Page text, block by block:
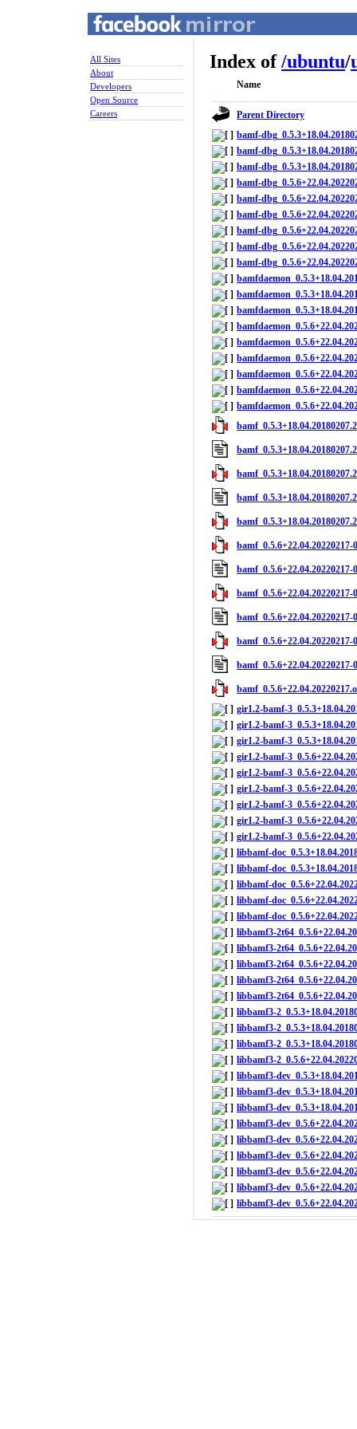
All Sites
About
Developers
Open Source
Careers
Index of/ubuntu/
Name
Parent Directory
bamf-
bamf-
bamf-
bamf-
bamf-
bamf-
bamf-
bamf-
bamf-
gir1.2-bamf-
gir1.2-bamf-
gir1.2-bamf-
gir1.2-bamf-
gir1.2-bamf-
gir1.2-bamf-
gir1.2-bamf-
gir1.2-bamf-
gir1.2-bamf-
libbamf-
libbamf-
libbamf-
libbamf-
libbamf-
libbamf3-
libbamf3-
libbamf3-
libbamf3-
libbamf3-
libbamf3-
libbamf3-
libbamf3-
libbamf3-
libbamf3-
libbamf3-
libbamf3-
libbamf3-
libbamf3-
libbamf3-
libbamf3-
libbamf3-
libbamf3-